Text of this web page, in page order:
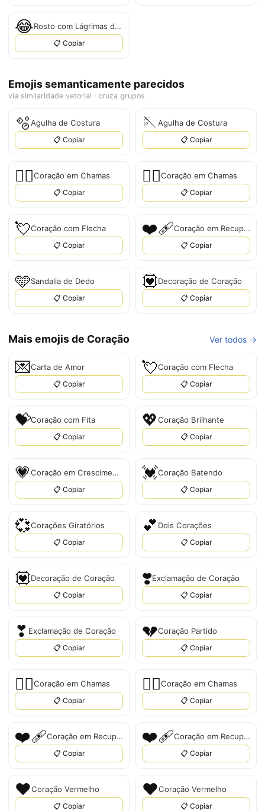
😂 Rosto com Lágrimas de Alegria
📋 Copiar
Emojis semanticamente parecidos
via similaridade vetorial · cruza grupos
🫧Agulha de Costura
📋 Copiar
🪡Agulha de Costura
📋 Copiar
❤️‍🔥Coração em Chamas
📋 Copiar
❤‍🔥Coração em Chamas
📋 Copiar
💘Coração com Flecha
📋 Copiar
❤‍🩹 Coração em Recuperação
📋 Copiar
🩵Sandalia de Dedo
📋 Copiar
💟Decoração de Coração
📋 Copiar
Mais emojis de Coração Ver todos →
💌Carta de Amor
📋 Copiar
💘Coração com Flecha
📋 Copiar
💝Coração com Fita
📋 Copiar
💖Coração Brilhante
📋 Copiar
💗 Coração em Crescimento
📋 Copiar
💓Coração Batendo
📋 Copiar
💞Corações Giratórios
📋 Copiar
💕 Dois Corações
📋 Copiar
💟Decoração de Coração
📋 Copiar
❣️Exclamação de Coração
📋 Copiar
❣ Exclamação de Coração
📋 Copiar
💔Coração Partido
📋 Copiar
❤️‍🔥Coração em Chamas
📋 Copiar
❤‍🔥Coração em Chamas
📋 Copiar
❤️‍🩹 Coração em Recuperação
📋 Copiar
❤‍🩹 Coração em Recuperação
📋 Copiar
❤️Coração Vermelho
📋 Copiar
❤Coração Vermelho
📋 Copiar